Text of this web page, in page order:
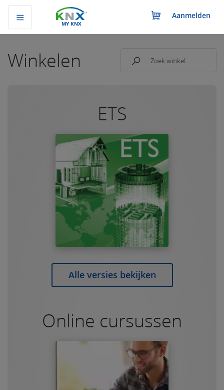
MY KNX
Aanmelden
Winkelen
ETS
Alle versies bekijken
Online cursussen